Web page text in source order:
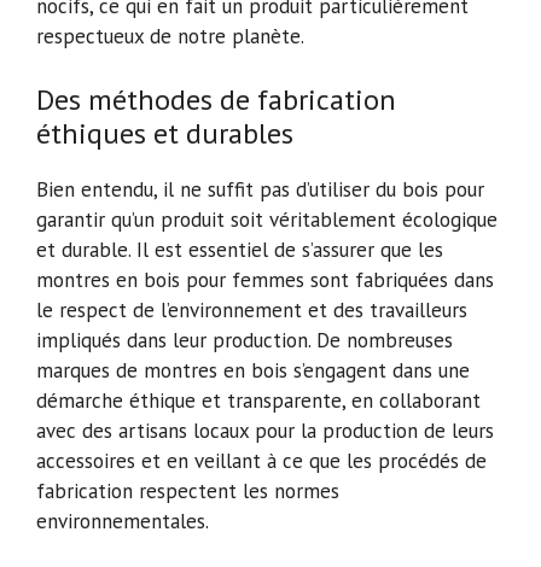
nocifs, ce qui en fait un produit particulièrement
respectueux de notre planète.
Des méthodes de fabrication
éthiques et durables
Bien entendu, il ne suffit pas d’utiliser du bois pour
garantir qu’un produit soit véritablement écologique
et durable. Il est essentiel de s’assurer que les
montres en bois pour femmes sont fabriquées dans
le respect de l’environnement et des travailleurs
impliqués dans leur production. De nombreuses
marques de montres en bois s’engagent dans une
démarche éthique et transparente, en collaborant
avec des artisans locaux pour la production de leurs
accessoires et en veillant à ce que les procédés de
fabrication respectent les normes
environnementales.